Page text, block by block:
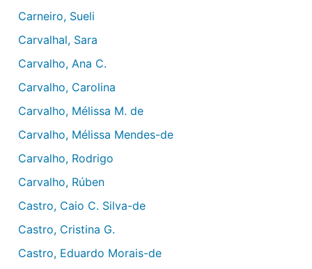
Carneiro, Sueli
Carvalhal, Sara
Carvalho, Ana C.
Carvalho, Carolina
Carvalho, Mélissa M. de
Carvalho, Mélissa Mendes-de
Carvalho, Rodrigo
Carvalho, Rúben
Castro, Caio C. Silva-de
Castro, Cristina G.
Castro, Eduardo Morais-de